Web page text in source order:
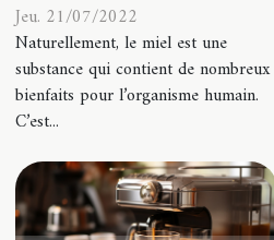
Jeu. 21/07/2022
Naturellement, le miel est une
substance qui contient de nombreux
bienfaits pour l’organisme humain.
C’est...